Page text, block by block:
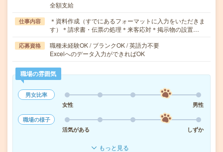
全額支給
仕事内容
＊資料作成（すでにあるフォーマットに入力をいただきま
す）＊請求書・伝票の処理＊来客応対＊掲示物の設置…
応募資格
職種未経験OK / ブランクOK / 英語力不要
Excelへのデータ入力ができればOK
職場の雰囲気
男女比率
女性
男性
職場の様子
活気がある
しずか
もっと見る